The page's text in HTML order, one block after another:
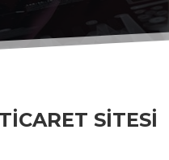
SITESI